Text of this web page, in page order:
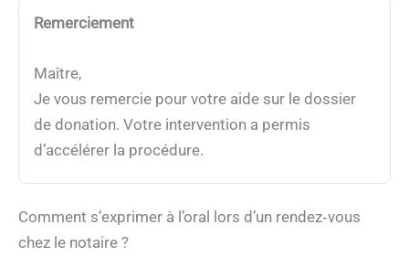
Remerciement
Maître,
Je vous remercie pour votre aide sur le dossier
de donation. Votre intervention a permis
d’accélérer la procédure.
Comment s’exprimer à l’oral lors d’un rendez‑vous
chez le notaire ?